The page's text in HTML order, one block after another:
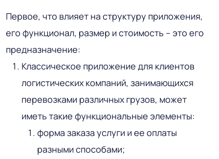
Первое, что влияет на структуру приложения,
его функционал, размер и стоимость – это его
предназначение:
Классическое приложение для клиентов
логистических компаний, занимающихся
перевозками различных грузов, может
иметь такие функциональные элементы:
форма заказа услуги и ее оплаты
разными способами;